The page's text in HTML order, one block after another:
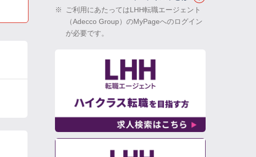
※
ご利用にあたってはLHH転職エージェント
（Adecco Group）のMyPageへのログイン
が必要です。